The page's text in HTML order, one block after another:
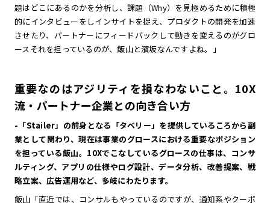
題はどこにあるのかを分析し、課題（Why）を見極めるために積極
的にインタビューをしインサイトを捉え、プロダクトの開発を加速
させたり、パートナーにフィードバックして動きを変えるのがグロ
ースそれを担っているのが、飯山と濱坂なんですよね。」
重要なのはアジリティを損なわないこと。10X
流・パートナー企業との向き合い方
-「Stailer」の前身となる「タベリー」を提供しているころから副
業として関わり、現在は事業のグロースにおける重要なポジション
を担っている飯山。10Xでこなしているグロースの仕事は、コンサ
ルティング、アプリの仕様やログ設計、データ分析、改善提案、戦
略立案、広告運用など、多岐にわたります。
飯山「直近では、コンサルもやっているのですが、通知系やクーポ